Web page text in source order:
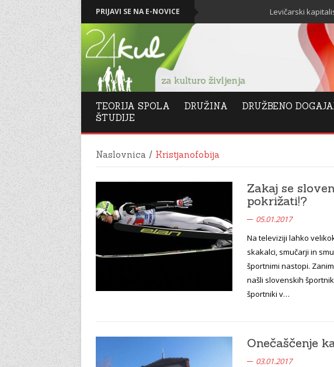
PRIJAVI SE NA E-NOVICE Levičarski kapitalisti imajo radi
TEORIJA SPOLA DRUŽINA DRUŽBENO
ŠTUDIJE
Naslovnica / Kristjanofobija
Zakaj se
pokrižati!?
05.01.2017
Na televiziji lahko
skakalci, smučarji in
športnimi nastopi.
našli slovenskih
športniki v…
Onečaščenje
03.01.2017